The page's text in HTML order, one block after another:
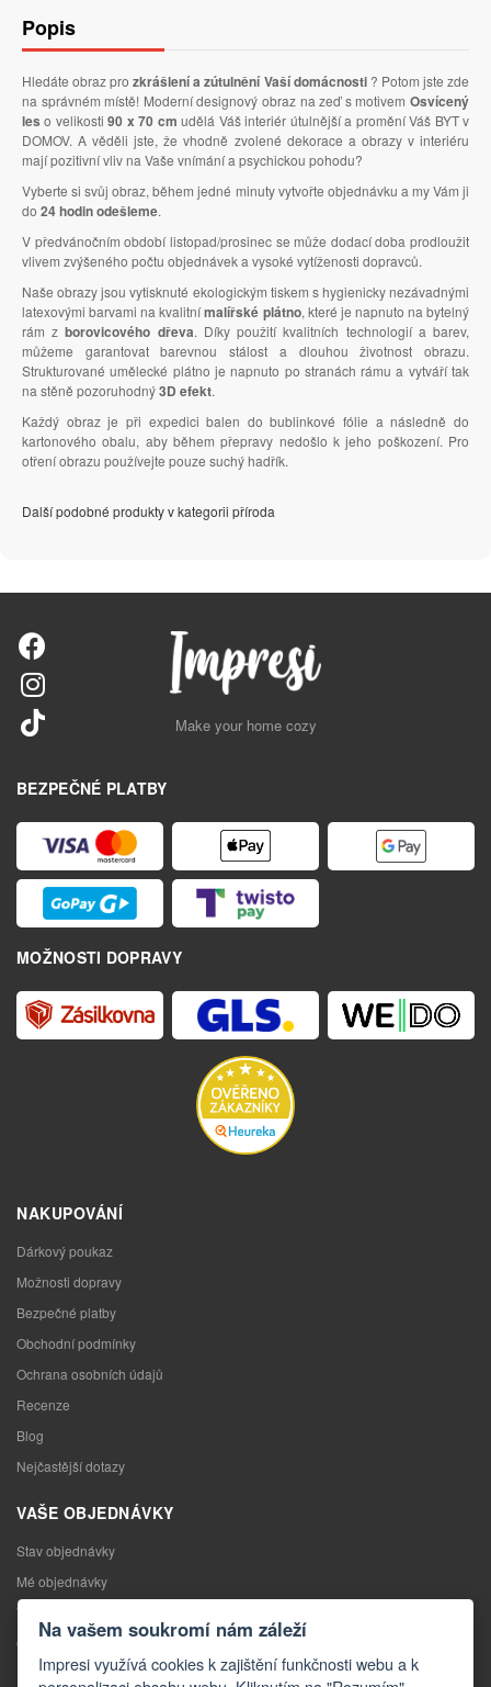
Popis
Hledáte obraz prozkrášlení a zútulnění Vaší domácnosti? Potom jste zde
na správném místě! Moderní designový obraz na zeď s motivem Osvícený
les o velikosti90 x 70 cm udělá Váš interiér útulnější a promění Váš BYT v
DOMOV. A věděli jste, že vhodně zvolené dekorace a obrazy v interiéru
mají pozitivní vliv na Vaše vnímání a psychickou pohodu?
Vyberte si svůj obraz, během jedné minuty vytvořte objednávku a my Vám ji
do 24 hodin odešleme.
V předvánočním období listopad/prosinec se může dodací doba prodloužit
vlivem zvýšeného počtu objednávek a vysoké vytíženosti dopravců.
Naše obrazy jsou vytisknuté ekologickým tiskem s hygienicky nezávadnými
latexovými barvami na kvalitnímalířské plátno, které je napnuto na bytelný
rám zborovicového dřeva. Díky použití kvalitních technologií a barev,
můžeme garantovat barevnou stálost a dlouhou životnost obrazu.
Strukturované umělecké plátno je napnuto po stranách rámu a vytváří tak
na stěně pozoruhodný3D efekt.
Každý obraz je při expedici balen do bublinkové fólie a následně do
kartonového obalu, aby během přepravy nedošlo k jeho poškození. Pro
otření obrazu používejte pouze suchý hadřík.
Další podobné produkty v kategorii příroda
Make your home cozy
BEZPEČNÉ PLATBY
MOŽNOSTI DOPRAVY
NAKUPOVÁNÍ
Dárkový poukaz
Možnosti dopravy
Bezpečné platby
Obchodní podmínky
Ochrana osobních údajů
Recenze
Blog
Nejčastější dotazy
VAŠE OBJEDNÁVKY
Stav objednávky
Mé objednávky
Výměna zboží
Odstoupení od kupní smlouvy
Reklamace
Na vašem soukromí nám záleží
Impresi využívá cookies k zajištění funkčnosti webu a k